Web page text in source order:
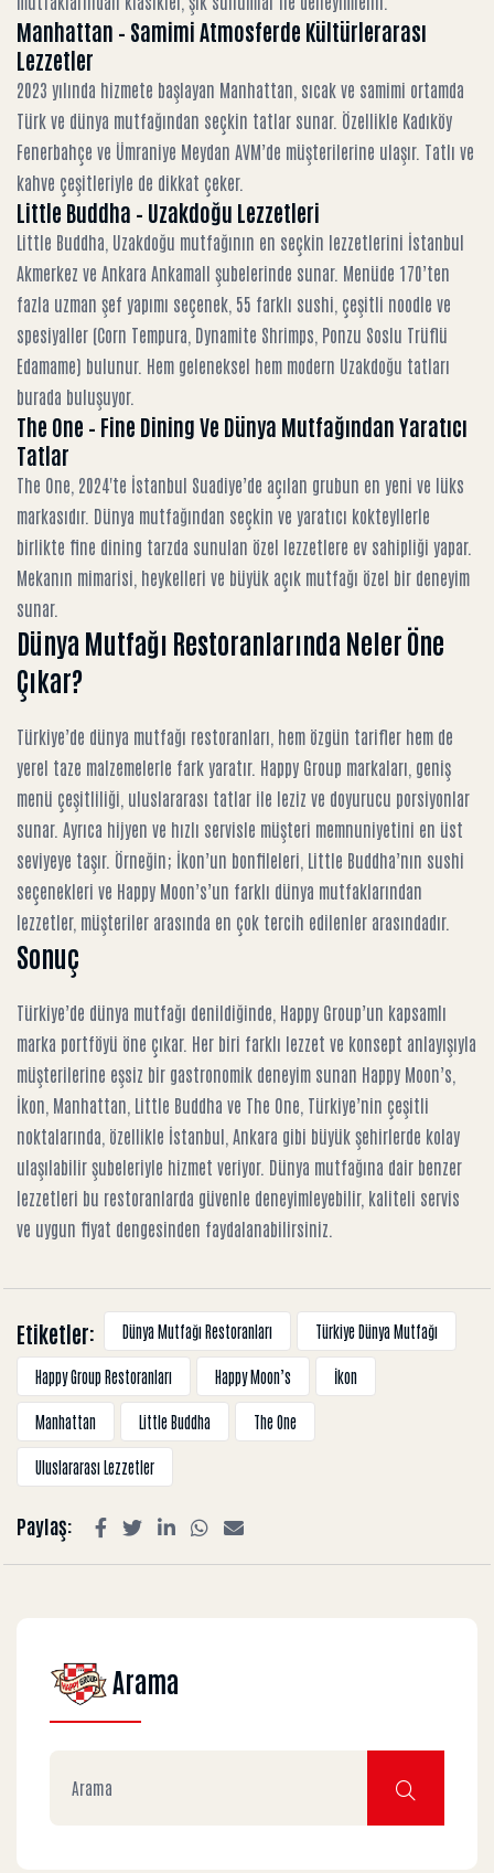
Manhattan – Samimi Atmosferde Kültürlerarası
Lezzetler
2023 yılında hizmete başlayan Manhattan, sıcak ve samimi ortamda
Türk ve dünya mutfağından seçkin tatlar sunar. Özellikle Kadıköy
Fenerbahçe ve Ümraniye Meydan AVM’de müşterilerine ulaşır. Tatlı ve
kahve çeşitleriyle de dikkat çeker.
Little Buddha – Uzakdoğu Lezzetleri
Little Buddha, Uzakdoğu mutfağının en seçkin lezzetlerini İstanbul
Akmerkez ve Ankara Ankamall şubelerinde sunar. Menüde 170’ten
fazla uzman şef yapımı seçenek, 55 farklı sushi, çeşitli noodle ve
spesiyaller (Corn Tempura, Dynamite Shrimps, Ponzu Soslu Trüflü
Edamame) bulunur. Hem geleneksel hem modern Uzakdoğu tatları
burada buluşuyor.
The One – Fine Dining Ve Dünya Mutfağından Yaratıcı
Tatlar
The One, 2024'te İstanbul Suadiye’de açılan grubun en yeni ve lüks
markasıdır. Dünya mutfağından seçkin ve yaratıcı kokteyllerle
birlikte fine dining tarzda sunulan özel lezzetlere ev sahipliği yapar.
Mekanın mimarisi, heykelleri ve büyük açık mutfağı özel bir deneyim
sunar.
Dünya Mutfağı Restoranlarında Neler Öne
Çıkar?
Türkiye’de dünya mutfağı restoranları, hem özgün tarifler hem de
yerel taze malzemelerle fark yaratır. Happy Group markaları, geniş
menü çeşitliliği, uluslararası tatlar ile leziz ve doyurucu porsiyonlar
sunar. Ayrıca hijyen ve hızlı servisle müşteri memnuniyetini en üst
seviyeye taşır. Örneğin; İkon’un bonfileleri, Little Buddha’nın sushi
seçenekleri ve Happy Moon’s’un farklı dünya mutfaklarından
lezzetler, müşteriler arasında en çok tercih edilenler arasındadır.
Sonuç
Türkiye’de dünya mutfağı denildiğinde, Happy Group’un kapsamlı
marka portföyü öne çıkar. Her biri farklı lezzet ve konsept anlayışıyla
müşterilerine eşsiz bir gastronomik deneyim sunan Happy Moon’s,
İkon, Manhattan, Little Buddha ve The One, Türkiye’nin çeşitli
noktalarında, özellikle İstanbul, Ankara gibi büyük şehirlerde kolay
ulaşılabilir şubeleriyle hizmet veriyor. Dünya mutfağına dair benzer
lezzetleri bu restoranlarda güvenle deneyimleyebilir, kaliteli servis
ve uygun fiyat dengesinden faydalanabilirsiniz.
Etiketler: Dünya Mutfağı Restoranları Türkiye Dünya Mutfağı
Happy Group Restoranları Happy Moon’s İkon
Manhattan Little Buddha The One
Uluslararası Lezzetler
Paylaş:
Arama